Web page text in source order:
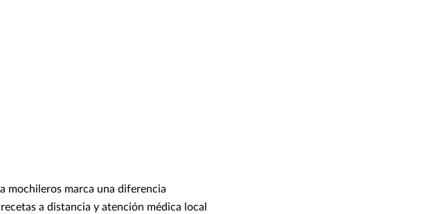
mochileros marca una diferencia
a distancia y atención médica local